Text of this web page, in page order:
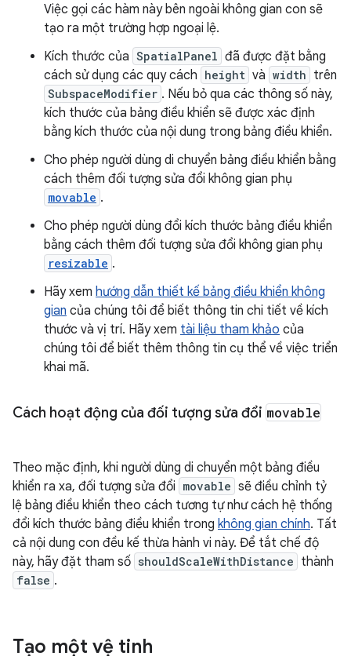
Việc gọi các hàm này bên ngoài không gian con sẽ
tạo ra một trường hợp ngoại lệ.
Kích thước của SpatialPanel đã được đặt bằng
cách sử dụng các quy cách height và width trên
SubspaceModifier . Nếu bỏ qua các thông số này,
kích thước của bảng điều khiển sẽ được xác định
bằng kích thước của nội dung trong bảng điều khiển.
Cho phép người dùng di chuyển bảng điều khiển bằng
cách thêm đối tượng sửa đổi không gian phụ
movable .
Cho phép người dùng đổi kích thước bảng điều khiển
bằng cách thêm đối tượng sửa đổi không gian phụ
resizable .
Hãy xem hướng dẫn thiết kế bảng điều khiển không
gian của chúng tôi để biết thông tin chi tiết về kích
thước và vị trí. Hãy xem tài liệu tham khảo của
chúng tôi để biết thêm thông tin cụ thể về việc triển
khai mã.
Cách hoạt động của đối tượng sửa đổi movable
Theo mặc định, khi người dùng di chuyển một bảng điều
khiển ra xa, đối tượng sửa đổi movable sẽ điều chỉnh tỷ
lệ bảng điều khiển theo cách tương tự như cách hệ thống
đổi kích thước bảng điều khiển trong không gian chính. Tất
cả nội dung con đều kế thừa hành vi này. Để tắt chế độ
này, hãy đặt tham số shouldScaleWithDistance thành
false .
Tạo một vệ tinh